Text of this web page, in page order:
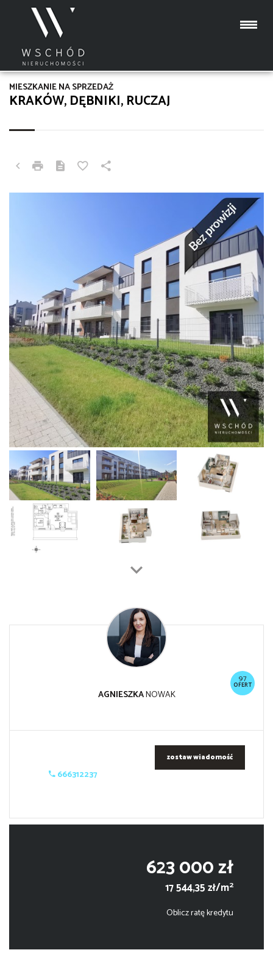
KRAKÓW, DĘBNIKI, RUCZAJ
MIESZKANIE NA SPRZEDAŻ
97
OFERT
AGNIESZKANOWAK
666312237
zostaw wiadomość
623 000 zł
17 544,35 zł/m2
Oblicz ratę kredytu